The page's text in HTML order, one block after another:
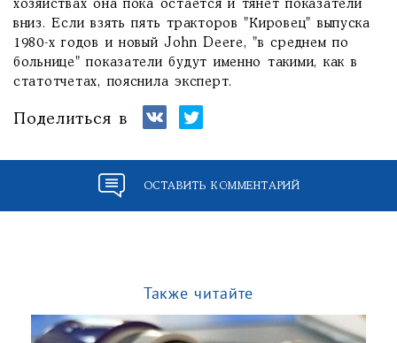
хозяйствах она пока остается и тянет показатели
вниз. Если взять пять тракторов "Кировец" выпуска
1980-х годов и новый John Deere, "в среднем по
больнице" показатели будут именно такими, как в
статотчетах, пояснила эксперт.
Поделиться в
ОСТАВИТЬ КОММЕНТАРИЙ
Также читайте